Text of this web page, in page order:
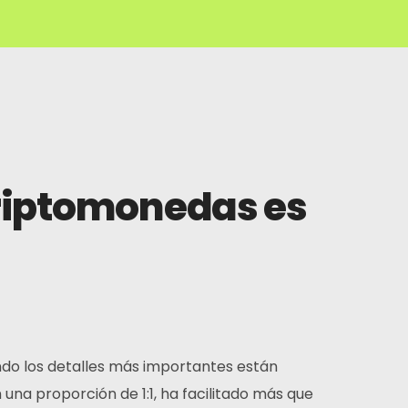
es
los detalles más importantes están
proporción de 1:1, ha facilitado más que